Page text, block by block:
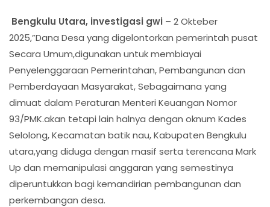
Bengkulu Utara, investigasi gwi – 2 Okteber
2025,”Dana Desa yang digelontorkan pemerintah pusat
Secara Umum,digunakan untuk membiayai
Penyelenggaraan Pemerintahan, Pembangunan dan
Pemberdayaan Masyarakat, Sebagaimana yang
dimuat dalam Peraturan Menteri Keuangan Nomor
93/PMK.akan tetapi lain halnya dengan oknum Kades
Selolong, Kecamatan batik nau, Kabupaten Bengkulu
utara,yang diduga dengan masif serta terencana Mark
Up dan memanipulasi anggaran yang semestinya
diperuntukkan bagi kemandirian pembangunan dan
perkembangan desa.